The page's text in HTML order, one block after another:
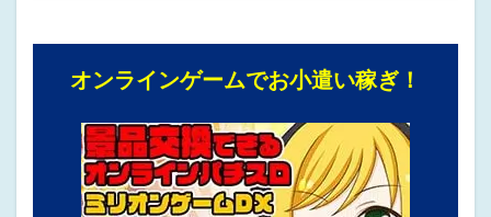
オンラインゲームでお小遣い稼ぎ！